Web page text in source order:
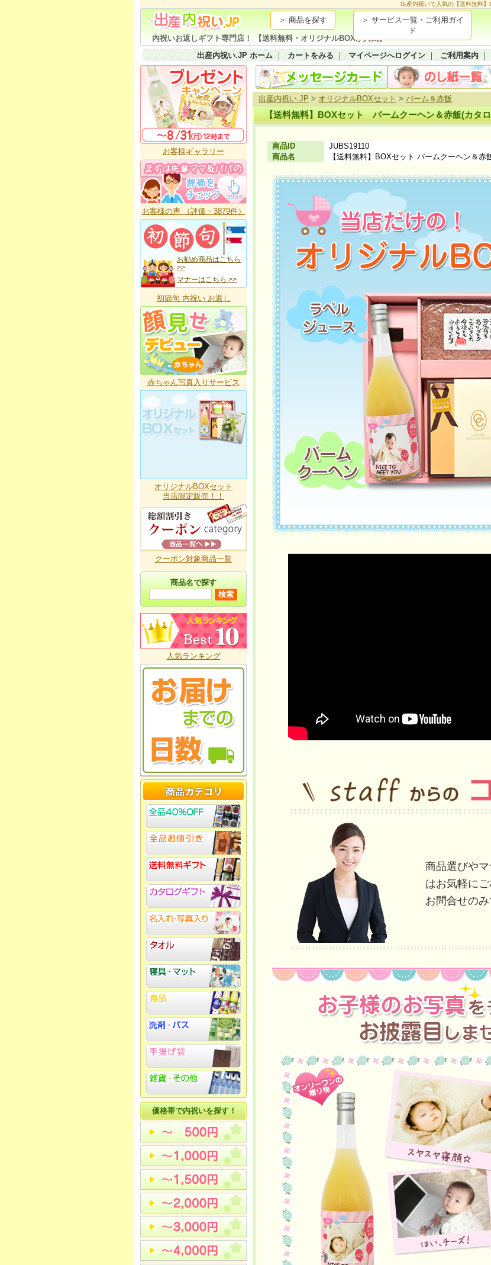
出産内祝いで人気の【送料無料
＞ 商品を探す
＞ サービス一覧・ご利用ガイ
ド
内祝いお返しギフト専門店！ 【送料無料・オリジナルBOXが人気】
出産内祝い.JP ホーム｜ カートをみる｜ マイページへログイン｜ ご利用案内｜
お客様ギャラリー
お客様の声 （評価・3879件）
お勧め商品はこちら
>>
マナーはこちら >>
初節句 内祝い お返し
赤ちゃん写真入りサービス
オリジナルBOXセット
当店限定販売！！
クーポン対象商品一覧
商品名で探す
人気ランキング
価格帯で内祝いを探す！
出産内祝い.JP > オリジナルBOXセット > バーム＆赤飯
【送料無料】BOXセット バームクーヘン＆赤飯(カタ
商品ID
JUBS19110
商品名
【送料無料】BOXセット バームクーヘン＆赤
商品選びや
はお気軽にご
お問合せのみ